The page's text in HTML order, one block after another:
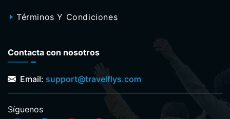
Términos Y Condiciones
Contacta con nosotros
Email: support@travelflys.com
Síguenos